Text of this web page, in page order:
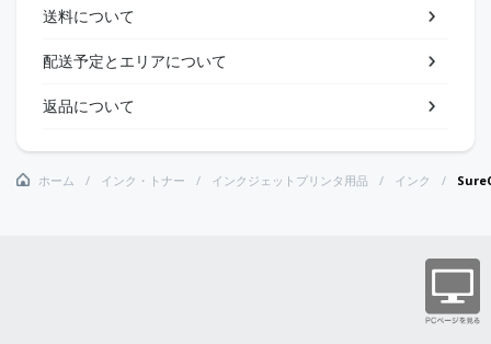
送料について
配送予定とエリアについて
返品について
ホーム インク・トナー インクジェットプリンタ用品 インク